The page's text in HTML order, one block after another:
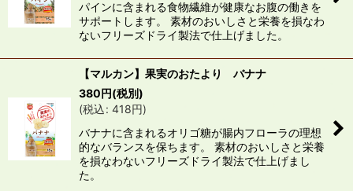
パインに含まれる食物繊維が健康なお腹の働きを
サポートします。 素材のおいしさと栄養を損なわ
ないフリーズドライ製法で仕上げました。
【マルカン】果実のおたより バナナ
380円(税別)
(税込: 418円)
バナナに含まれるオリゴ糖が腸内フローラの理想
的なバランスを保ちます。 素材のおいしさと栄養
を損なわないフリーズドライ製法で仕上げまし
た。